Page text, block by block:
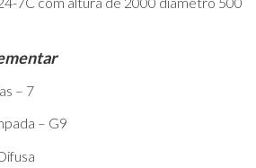
– 7
– G9